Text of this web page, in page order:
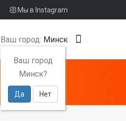
Мы в Instagram
Ваш город: Минск
Ваш город
Минск?
Да Нет